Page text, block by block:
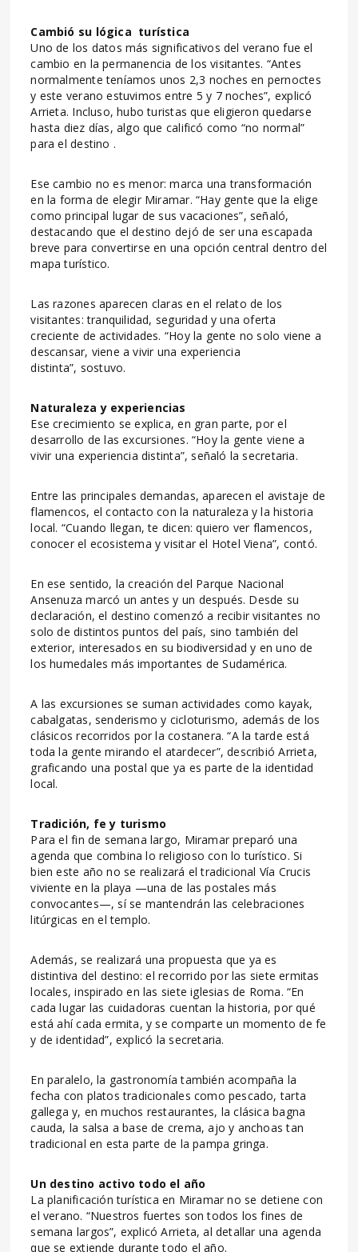
Cambió su lógica turística
Uno de los datos más significativos del verano fue el
cambio en la permanencia de los visitantes. “Antes
normalmente teníamos unos 2,3 noches en pernoctes
y este verano estuvimos entre 5 y 7 noches”, explicó
Arrieta. Incluso, hubo turistas que eligieron quedarse
hasta diez días, algo que calificó como “no normal”
para el destino .
Ese cambio no es menor: marca una transformación
en la forma de elegir Miramar. “Hay gente que la elige
como principal lugar de sus vacaciones”, señaló,
destacando que el destino dejó de ser una escapada
breve para convertirse en una opción central dentro del
mapa turístico.
Las razones aparecen claras en el relato de los
visitantes: tranquilidad, seguridad y una oferta
creciente de actividades. “Hoy la gente no solo viene a
descansar, viene a vivir una experiencia
distinta”, sostuvo.
Naturaleza y experiencias
Ese crecimiento se explica, en gran parte, por el
desarrollo de las excursiones. “Hoy la gente viene a
vivir una experiencia distinta”, señaló la secretaria.
Entre las principales demandas, aparecen el avistaje de
flamencos, el contacto con la naturaleza y la historia
local. “Cuando llegan, te dicen: quiero ver flamencos,
conocer el ecosistema y visitar el Hotel Viena”, contó.
En ese sentido, la creación del Parque Nacional
Ansenuza marcó un antes y un después. Desde su
declaración, el destino comenzó a recibir visitantes no
solo de distintos puntos del país, sino también del
exterior, interesados en su biodiversidad y en uno de
los humedales más importantes de Sudamérica.
A las excursiones se suman actividades como kayak,
cabalgatas, senderismo y cicloturismo, además de los
clásicos recorridos por la costanera. “A la tarde está
toda la gente mirando el atardecer”, describió Arrieta,
graficando una postal que ya es parte de la identidad
local.
Tradición, fe y turismo
Para el fin de semana largo, Miramar preparó una
agenda que combina lo religioso con lo turístico. Si
bien este año no se realizará el tradicional Vía Crucis
viviente en la playa —una de las postales más
convocantes—, sí se mantendrán las celebraciones
litúrgicas en el templo.
Además, se realizará una propuesta que ya es
distintiva del destino: el recorrido por las siete ermitas
locales, inspirado en las siete iglesias de Roma. “En
cada lugar las cuidadoras cuentan la historia, por qué
está ahí cada ermita, y se comparte un momento de fe
y de identidad”, explicó la secretaria.
En paralelo, la gastronomía también acompaña la
fecha con platos tradicionales como pescado, tarta
gallega y, en muchos restaurantes, la clásica bagna
cauda, la salsa a base de crema, ajo y anchoas tan
tradicional en esta parte de la pampa gringa.
Un destino activo todo el año
La planificación turística en Miramar no se detiene con
el verano. “Nuestros fuertes son todos los fines de
semana largos”, explicó Arrieta, al detallar una agenda
que se extiende durante todo el año.